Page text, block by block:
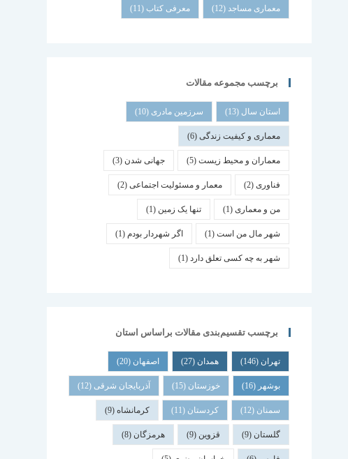
معماری مساجد(12) معرفی کتاب (11)
برچسب مجموعه مقالات
استان سال (13) سرزمین مادری (10)
معماری و کیفیت زندگی(6)
معماران و محیط زیست(5) جهانی شدن (3)
فناوری(2) معمار و مسئولیت اجتماعی(2)
من و معماری(1) تنها یک زمین (1)
شهر مال من است(1) اگر شهردار بودم (1)
شهر به چه کسی تعلق دارد(1)
برچسب تقسیم‌بندی مقالات براساس استان
تهران (146) همدان (27) اصفهان (20)
بوشهر (16) خوزستان (15) آذربایجان شرقی (12)
سمنان (12) کردستان (11) کرمانشاه(9)
گلستان (9) قزوین (9) هرمزگان (8)